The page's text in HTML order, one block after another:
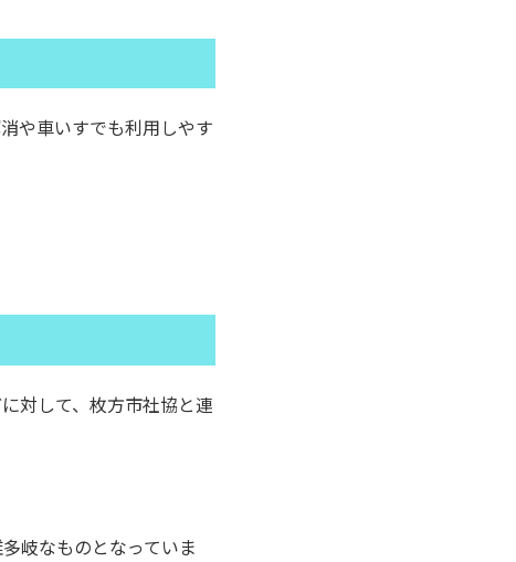
や車いすでも利用しやす
対して、枚方市社協と連
岐なものとなっていま